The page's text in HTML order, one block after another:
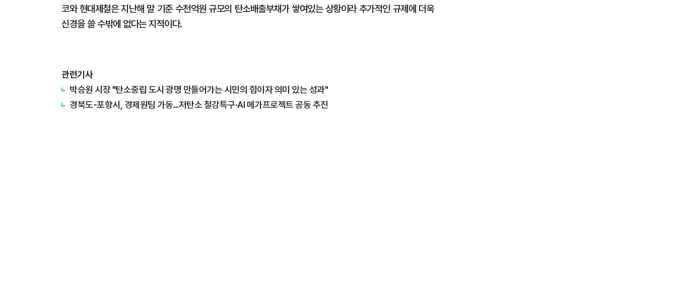
코와 현대제철은 지난해 말 기준 수천억원 규모의 탄소배출부채가 쌓여있는 상황이라 추가적인 규제에 더욱
신경을 쓸 수밖에 없다는 지적이다.
관련기사
박승원 시장 "탄소중립 도시 광명 만들어가는 시민의 힘이자 의미 있는 성과"
경북도-포항시, 경제원팀 가동…저탄소 철강특구·AI 메가프로젝트 공동 추진